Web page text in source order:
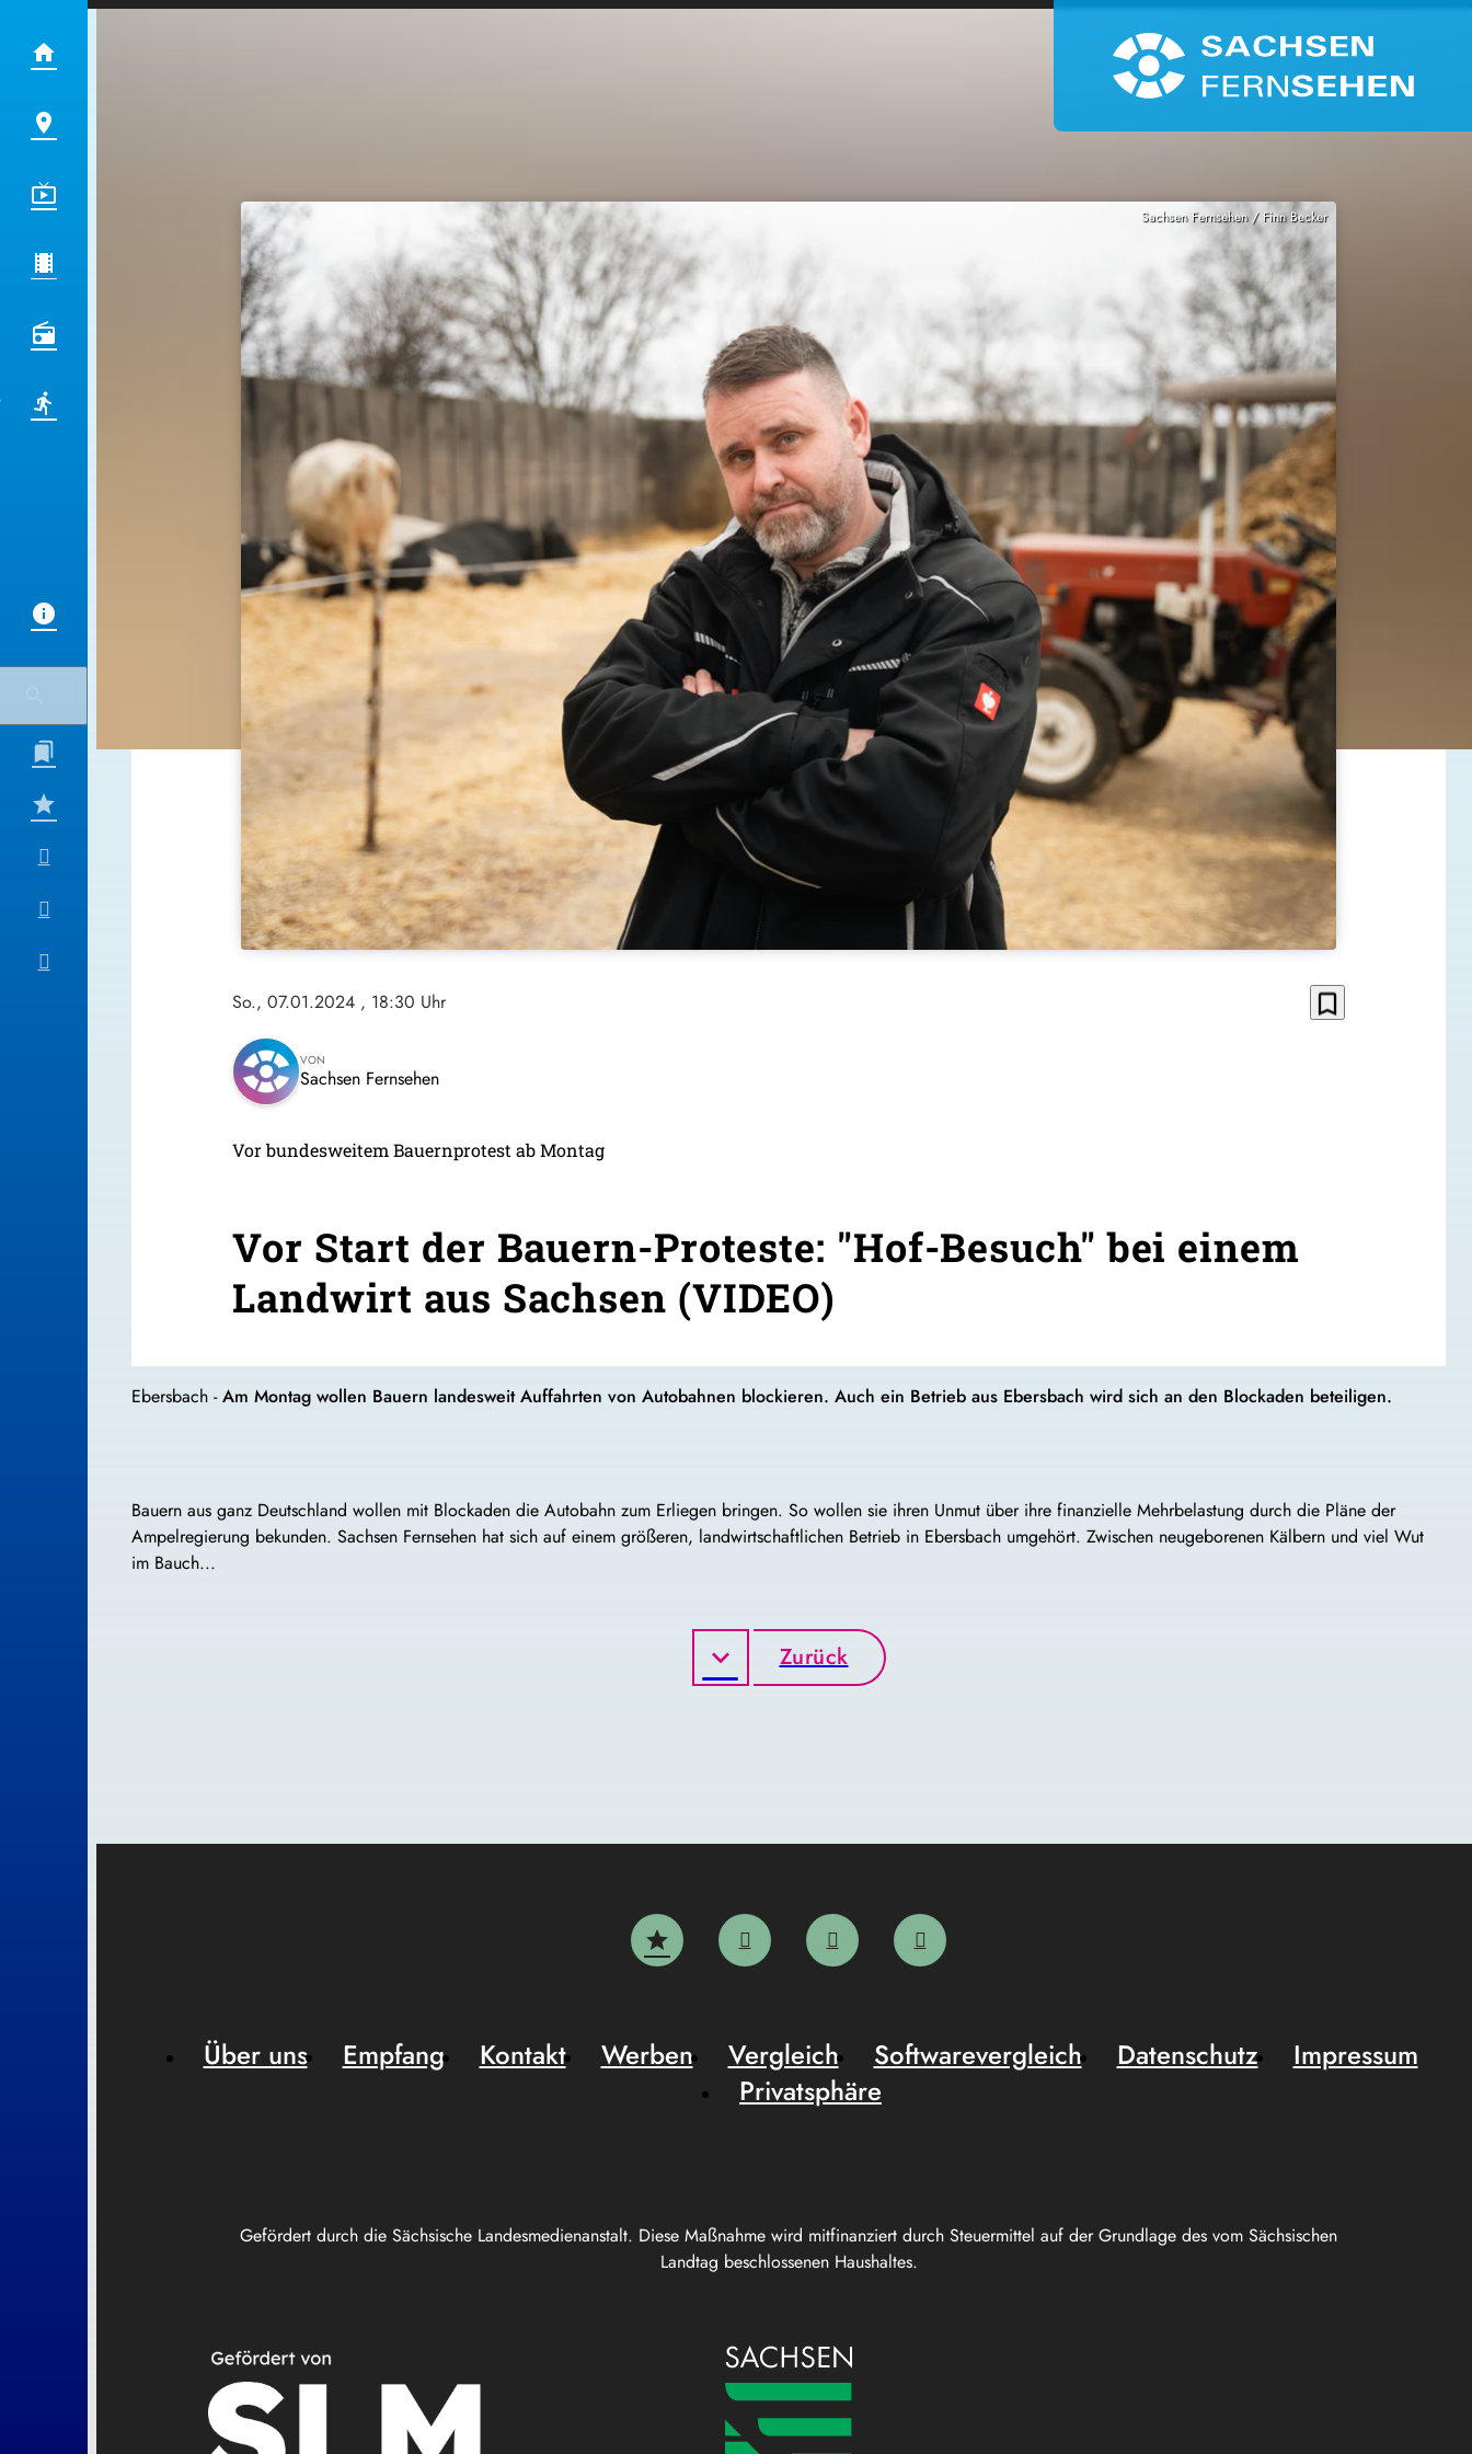
Sachsen Fernsehen / Finn Becker
So., 07.01.2024 , 18:30 Uhr bookmark_border
VON
Sachsen Fernsehen
Vor bundesweitem Bauernprotest ab Montag
Vor Start der Bauern-Proteste: "Hof-Besuch" bei einem
Landwirt aus Sachsen (VIDEO)
Ebersbach -Am Montag wollen Bauern landesweit Auffahrten von Autobahnen blockieren. Auch ein Betrieb aus Ebersbach wird sich an den Blockaden beteiligen.
Bauern aus ganz Deutschland wollen mit Blockaden die Autobahn zum Erliegen bringen. So wollen sie ihren Unmut über ihre finanzielle Mehrbelastung durch die Pläne der
Ampelregierung bekunden. Sachsen Fernsehen hat sich auf einem größeren, landwirtschaftlichen Betrieb in Ebersbach umgehört. Zwischen neugeborenen Kälbern und viel Wut
im Bauch...
Zurück
Gefördert durch die Sächsische Landesmedienanstalt. Diese Maßnahme wird mitfinanziert durch Steuermittel auf der Grundlage des vom Sächsischen
Landtag beschlossenen Haushaltes.
Über uns Empfang Kontakt Werben Vergleich Softwarevergleich Datenschutz
Impressum
Privatsphäre